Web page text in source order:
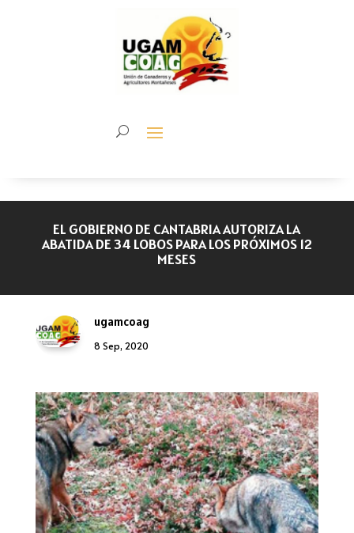
EL GOBIERNO DE CANTABRIA AUTORIZA LA
ABATIDA DE 34 LOBOS PARA LOS PRÓXIMOS 12
MESES
ugamcoag
8 Sep, 2020